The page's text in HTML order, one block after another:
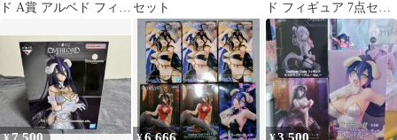
ド A賞 アルベド フィギ セット
ド フィギュア 7点セッ
ト